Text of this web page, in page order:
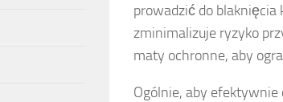
prowadzić do blaknięcia
zminimalizuje ryzyko
maty ochronne, aby
Ogólnie, aby efektywnie